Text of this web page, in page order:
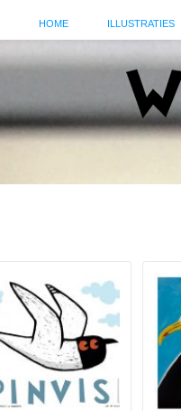
HOME ILLUSTRATIES